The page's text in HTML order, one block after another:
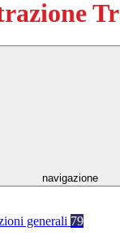
navigazione
generali 79